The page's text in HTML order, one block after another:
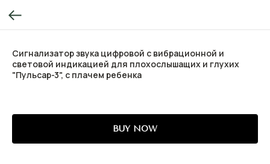
Сигнализатор звука цифровой с вибрационной и
световой индикацией для плохослышащих и глухих
"Пульсар-3", с плачем ребенка
BUY NOW